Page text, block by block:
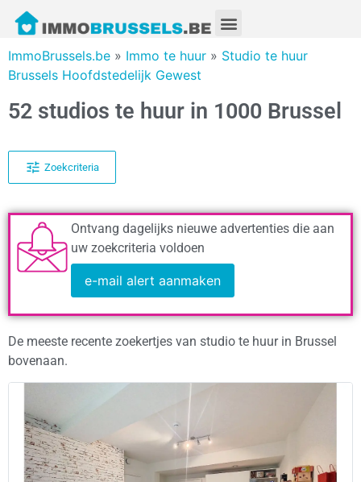
ImmoBrussels.be » Immo te huur » Studio te huur
Brussels Hoofdstedelijk Gewest
52 studios te huur in 1000 Brussel
Zoekcriteria
Ontvang dagelijks nieuwe advertenties die aan
uw zoekcriteria voldoen
e-mail alert aanmaken
De meeste recente zoekertjes van studio te huur in Brussel
bovenaan.